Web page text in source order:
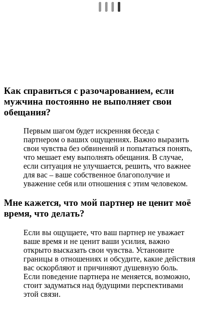
Как справиться с разочарованием, если
мужчина постоянно не выполняет свои
обещания?
Первым шагом будет искренняя беседа с
партнером о ваших ощущениях. Важно выразить
свои чувства без обвинений и попытаться понять,
что мешает ему выполнять обещания. В случае,
если ситуация не улучшается, решить, что важнее
для вас – ваше собственное благополучие и
уважение себя или отношения с этим человеком.
Мне кажется, что мой партнер не ценит моё
время, что делать?
Если вы ощущаете, что ваш партнер не уважает
ваше время и не ценит ваши усилия, важно
открыто высказать свои чувства. Установите
границы в отношениях и обсудите, какие действия
вас оскорбляют и причиняют душевную боль.
Если поведение партнера не меняется, возможно,
стоит задуматься над будущими перспективами
этой связи.